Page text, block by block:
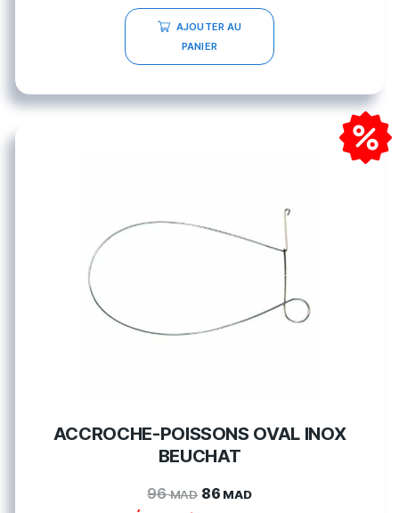
AJOUTER AU
PANIER
ACCROCHE-POISSONS OVAL INOX
BEUCHAT
96MAD 86 MAD